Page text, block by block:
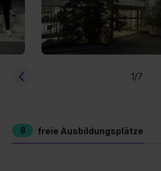
1/7
8 freie Ausbildungsplätze